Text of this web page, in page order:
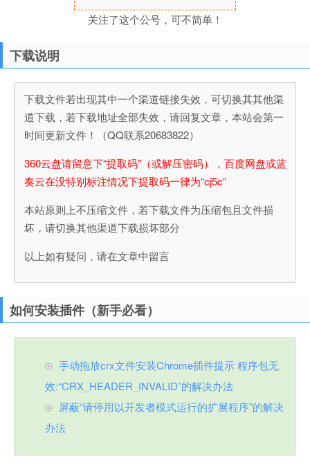
关注了这个公号，可不简单！
下载说明
下载文件若出现其中一个渠道链接失效，可切换其其他渠
道下载，若下载地址全部失效，请回复文章，本站会第一
时间更新文件！（QQ联系20683822）
360云盘请留意下“提取码”（或解压密码），百度网盘或蓝
奏云在没特别标注情况下提取码一律为“cj5c”
本站原则上不压缩文件，若下载文件为压缩包且文件损
坏，请切换其他渠道下载损坏部分
以上如有疑问，请在文章中留言
如何安装插件（新手必看）
手动拖放crx文件安装Chrome插件提示 程序包无
效:“CRX_HEADER_INVALID”的解决办法
屏蔽“请停用以开发者模式运行的扩展程序”的解决
办法